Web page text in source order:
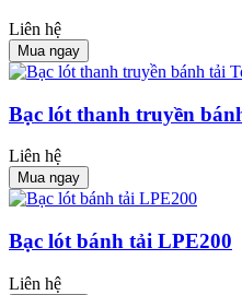
Liên hệ
Mua ngay
Bạc lót thanh truyền
Liên hệ
Mua ngay
Bạc lót bánh tải LPE200
Liên hệ